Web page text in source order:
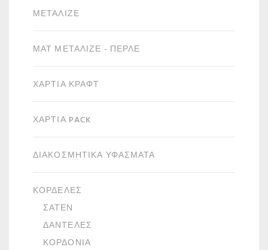
ΜΕΤΑΛΙΖΈ
ΜΑΤ ΜΕΤΑΛΙΖΈ - ΠΕΡΛΈ
ΧΑΡΤΙΆ ΚΡΑΦΤ
ΧΑΡΤΙΆ PACK
ΔΙΑΚΟΣΜΗΤΙΚΆ ΥΦΆΣΜΑΤΑ
ΚΟΡΔΈΛΕΣ
ΣΑΤΈΝ
ΔΑΝΤΈΛΕΣ
ΚΟΡΔΌΝΙΑ